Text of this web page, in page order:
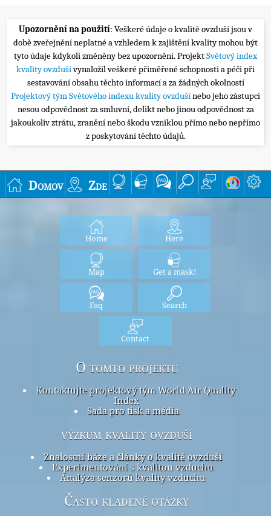
Upozornění na použití: Veškeré údaje o kvalitě ovzduší jsou v
době zveřejnění neplatné a vzhledem k zajištění kvality mohou být
tyto údaje kdykoli změněny bez upozornění. ProjektSvětový index
kvality ovzdušívynaložil veškeré přiměřené schopnosti a péči při
sestavování obsahu těchto informací a za žádných okolností
Projektový tým Světového indexu kvality ovzdušínebo jeho zástupci
nesou odpovědnost za smluvní, delikt nebo jinou odpovědnost za
jakoukoliv ztrátu, zranění nebo škodu vzniklou přímo nebo nepřímo
z poskytování těchto údajů.
Domov Zde
Home Here
Map Get a mask!
Faq Search
Contact
O tomto projektu
Kontaktujte projektový tým World Air Quality
Index
Sada pro tisk a média
výzkum kvality ovzduší
Znalostní báze a články o kvalitě ovzduší
Experimentování s kvalitou vzduchu
Analýza senzorů kvality vzduchu
Často kladené otázky